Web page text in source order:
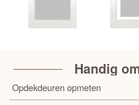
Handig
Opdekdeuren opmeten